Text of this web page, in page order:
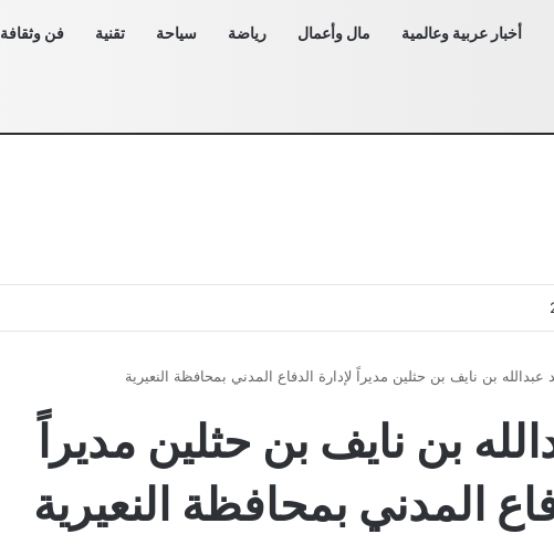
أخبار عربية وعالمية مال وأعمال رياضة سياحة تقنية فن وثقافة
عبدالله بن نايف بن حثلين مديراً لإدارة الدفاع المدني بمحافظة النعيرية
بن نايف بن حثلين مديراً
المدني بمحافظة النعيرية